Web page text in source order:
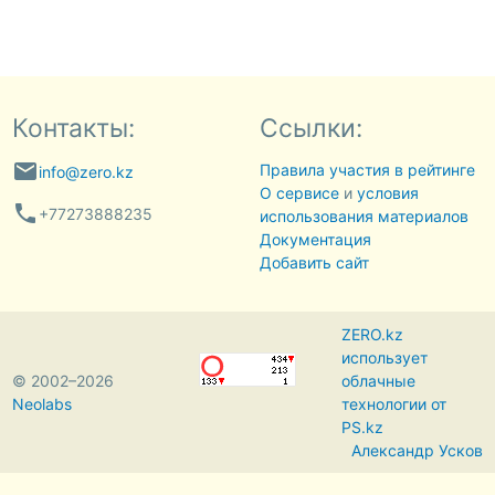
Контакты:
emailinfo@zero.kz
phone +77273888235
Ссылки:
Правила участия в рейтинге
О сервисеи условия
использования материалов
Документация
Добавить сайт
© 2002–2026
Neolabs
ZERO.kz
использует
облачные
технологии от
PS.kz
Александр Усков